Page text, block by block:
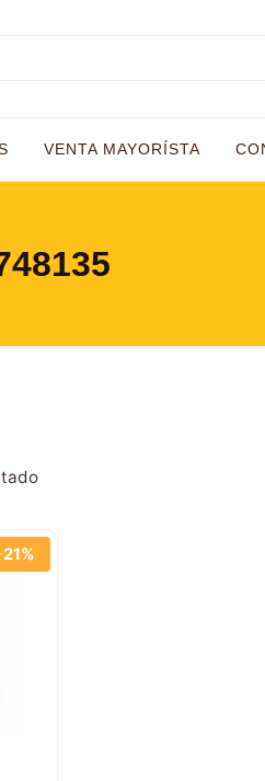
VENTA MAYORÍSTA